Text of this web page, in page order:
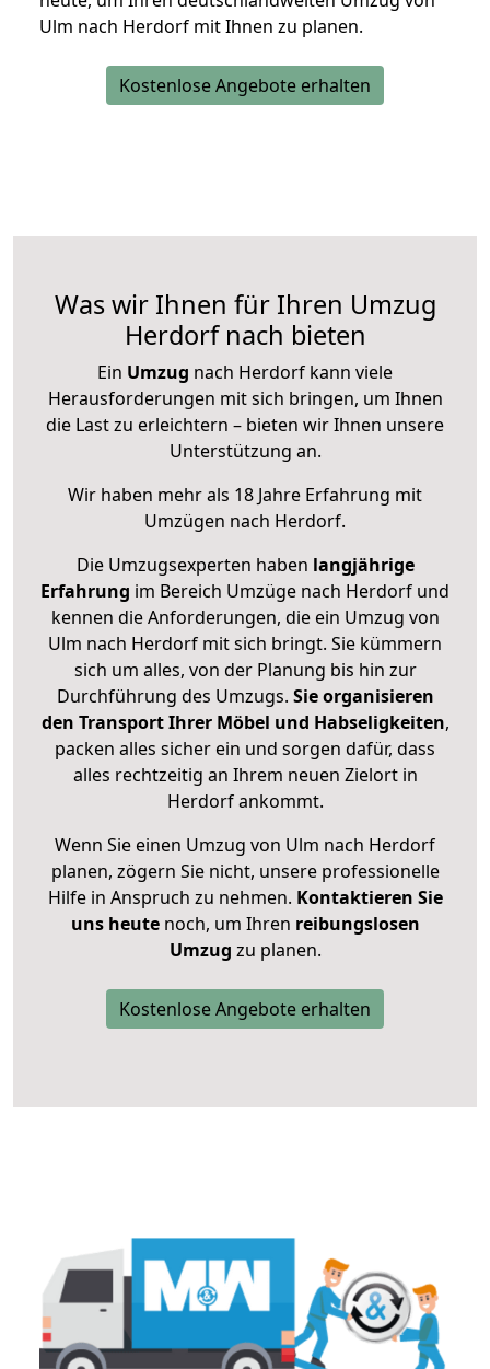
Ulm nach Herdorf mit Ihnen zu planen.
Kostenlose Angebote erhalten
Was wir Ihnen für Ihren Umzug
Herdorf nach bieten
Ein Umzug nach Herdorf kann viele
Herausforderungen mit sich bringen, um Ihnen
die Last zu erleichtern – bieten wir Ihnen unsere
Unterstützung an.
Wir haben mehr als 18 Jahre Erfahrung mit
Umzügen nach Herdorf.
Die Umzugsexperten haben langjährige
Erfahrung im Bereich Umzüge nach Herdorf und
kennen die Anforderungen, die ein Umzug von
Ulm nach Herdorf mit sich bringt. Sie kümmern
sich um alles, von der Planung bis hin zur
Durchführung des Umzugs. Sie organisieren
den Transport Ihrer Möbel und Habseligkeiten,
packen alles sicher ein und sorgen dafür, dass
alles rechtzeitig an Ihrem neuen Zielort in
Herdorf ankommt.
Wenn Sie einen Umzug von Ulm nach Herdorf
planen, zögern Sie nicht, unsere professionelle
Hilfe in Anspruch zu nehmen. Kontaktieren Sie
uns heutenoch, um Ihren reibungslosen
Umzug zu planen.
Kostenlose Angebote erhalten